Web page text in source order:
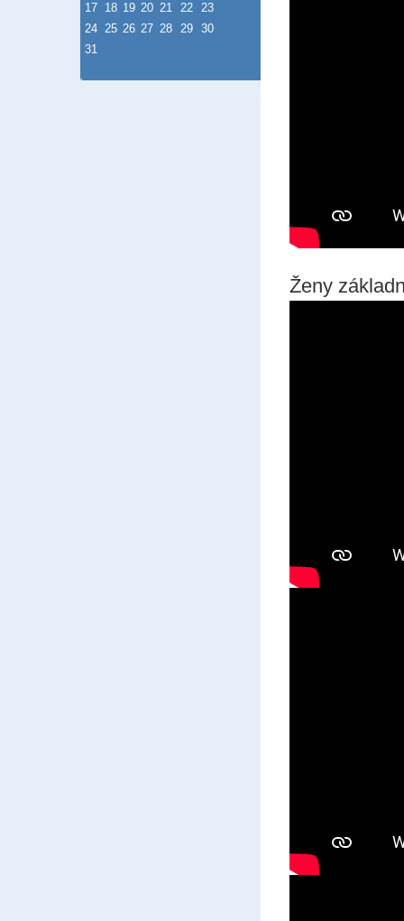
17 18 19 20 21 22
23
24 25 26 27 28 29
30
31
Ženy